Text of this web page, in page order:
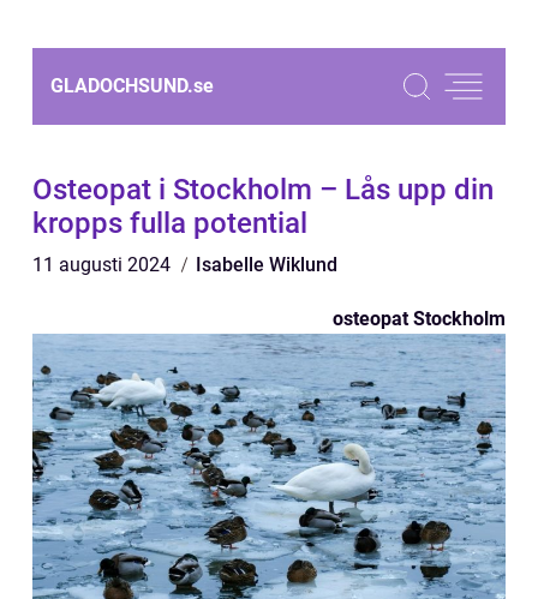
GLADOCHSUND.se
Osteopat i Stockholm – Lås upp din
kropps fulla potential
11 augusti 2024 Isabelle Wiklund
osteopat Stockholm